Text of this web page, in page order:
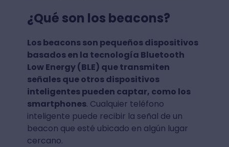
¿Qué son los beacons?
Los beacons son pequeños dispositivos
basados en la tecnología Bluetooth
Low Energy (BLE) que transmiten
señales que otros dispositivos
inteligentes pueden captar, como los
smartphones. Cualquier teléfono
inteligente puede recibir la señal de un
beacon que esté ubicado en algún lugar
cercano.